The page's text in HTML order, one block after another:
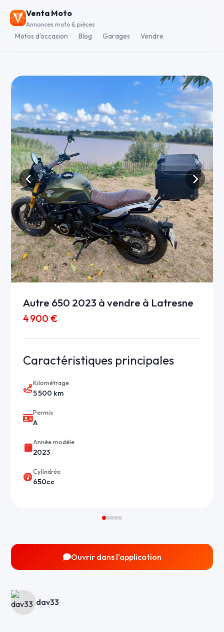
Venta Moto
Annonces moto & pièces
Motos d'occasion Blog Garages Vendre
Autre 650 2023 à vendre à Latresne
4 900 €
Caractéristiques principales
Kilométrage
5 500 km
Permis
A
Année modèle
2023
Cylindrée
650cc
Ouvrir dans l'application
dav33